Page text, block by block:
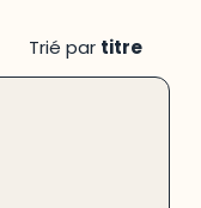
Trié par titre